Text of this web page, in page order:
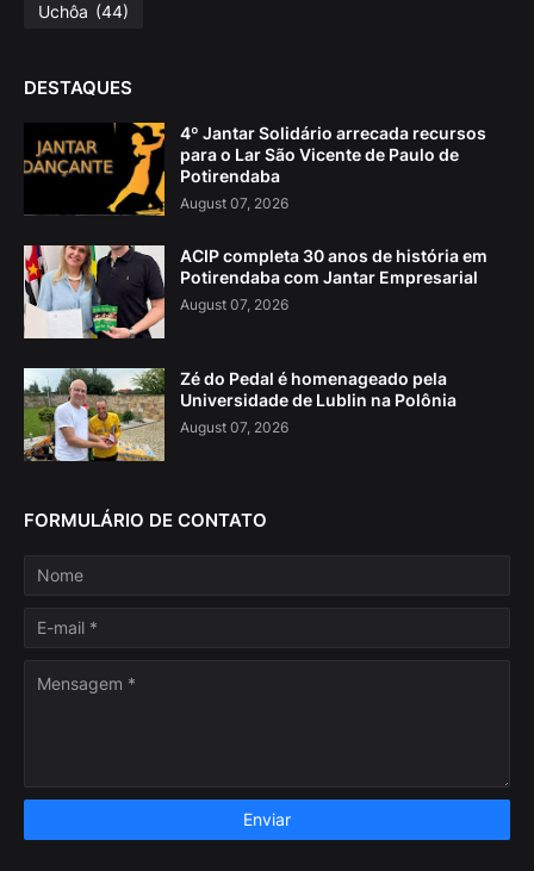
Uchôa (44)
DESTAQUES
4º Jantar Solidário arrecada recursos
para o Lar São Vicente de Paulo de
Potirendaba
August 07, 2026
ACIP completa 30 anos de história em
Potirendaba com Jantar Empresarial
August 07, 2026
Zé do Pedal é homenageado pela
Universidade de Lublin na Polônia
August 07, 2026
FORMULÁRIO DE CONTATO